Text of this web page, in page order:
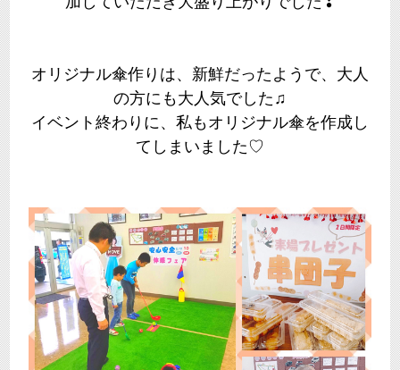
オリジナル傘作りは、新鮮だったようで、大人
の方にも大人気でした♫
イベント終わりに、私もオリジナル傘を作成し
てしまいました♡